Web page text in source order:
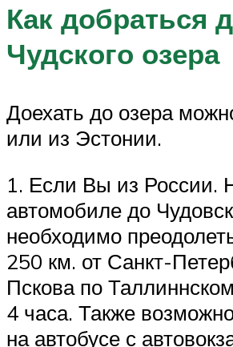
Как добраться
Чудского озера
Доехать до озера
или из Эстонии.
1. Если Вы из России.
автомобиле до
необходимо
250 км. от Санкт-
Пскова по
4 часа. Также
на автобусе с